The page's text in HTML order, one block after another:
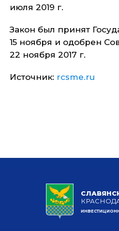
июля 2019 г.
Закон был принят
15 ноября и одобрен
22 ноября 2017 г.
Источник: rcsme.ru